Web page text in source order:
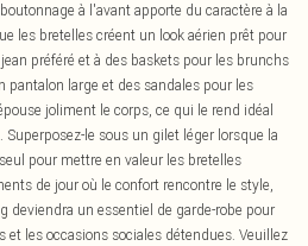
à l'avant apporte du caractère à la
les bretelles créent un look aérien prêt pour
préféré et à des baskets pour les brunchs
pantalon large et des sandales pour les
joliment le corps, ce qui le rend idéal
le sous un gilet léger lorsque la
pour mettre en valeur les bretelles
de jour où le confort rencontre le style,
deviendra un essentiel de garde-robe pour
et les occasions sociales détendues. Veuillez